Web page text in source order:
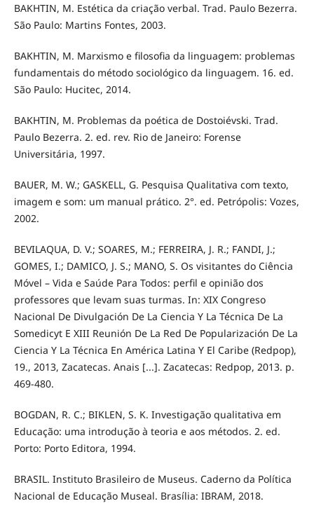
BAKHTIN, M. Estética da criação verbal. Trad. Paulo Bezerra.
São Paulo: Martins Fontes, 2003.
BAKHTIN, M. Marxismo e filosofia da linguagem: problemas
fundamentais do método sociológico da linguagem. 16. ed.
São Paulo: Hucitec, 2014.
BAKHTIN, M. Problemas da poética de Dostoiévski. Trad.
Paulo Bezerra. 2. ed. rev. Rio de Janeiro: Forense
Universitária, 1997.
BAUER, M. W.; GASKELL, G. Pesquisa Qualitativa com texto,
imagem e som: um manual prático. 2°. ed. Petrópolis: Vozes,
2002.
BEVILAQUA, D. V.; SOARES, M.; FERREIRA, J. R.; FANDI, J.;
GOMES, I.; DAMICO, J. S.; MANO, S. Os visitantes do Ciência
Móvel – Vida e Saúde Para Todos: perfil e opinião dos
professores que levam suas turmas. In: XIX Congreso
Nacional De Divulgación De La Ciencia Y La Técnica De La
Somedicyt E XIII Reunión De La Red De Popularización De La
Ciencia Y La Técnica En América Latina Y El Caribe (Redpop),
19., 2013, Zacatecas. Anais [...]. Zacatecas: Redpop, 2013. p.
469-480.
BOGDAN, R. C.; BIKLEN, S. K. Investigação qualitativa em
Educação: uma introdução à teoria e aos métodos. 2. ed.
Porto: Porto Editora, 1994.
BRASIL. Instituto Brasileiro de Museus. Caderno da Política
Nacional de Educação Museal. Brasília: IBRAM, 2018.